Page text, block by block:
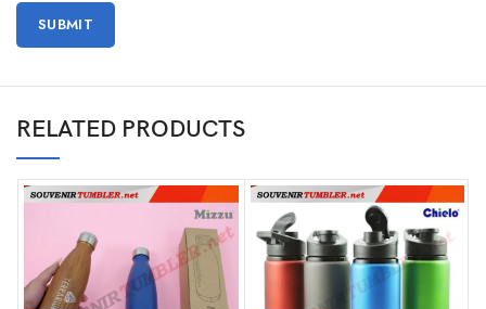
RELATED PRODUCTS